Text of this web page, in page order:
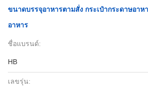
ขนาดบรรจุอาหารตามสั่ง กระเป๋ากระดาษอา
อาหาร
ชื่อแบรนด์:
HB
เลขรุ่น: